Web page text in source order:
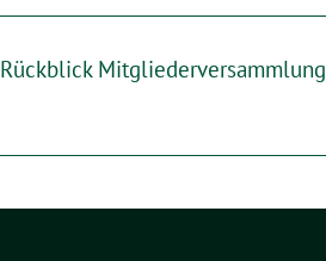
Rückblick Mitgliederversammlung